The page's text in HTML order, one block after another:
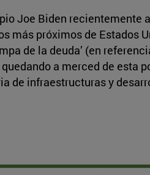
Joe Biden recientemente
más próximos de Estados
de la deuda’ (en
quedando a merced de esta
de infraestructuras y